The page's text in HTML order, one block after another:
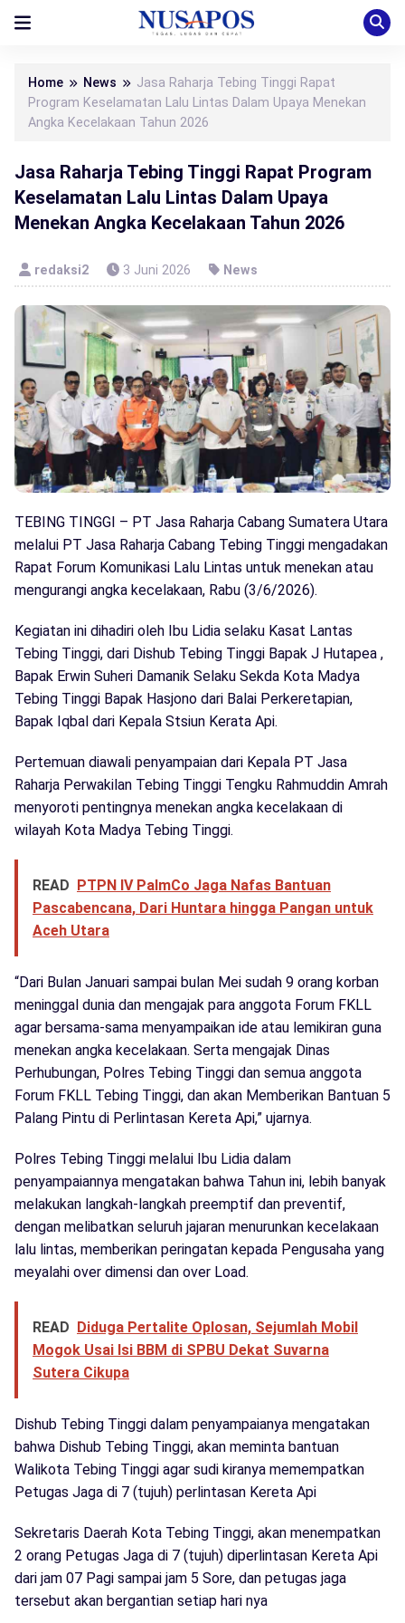
Home News
Jasa Raharja Tebing Tinggi Rapat
Program Keselamatan Lalu Lintas Dalam Upaya Menekan
Angka Kecelakaan Tahun 2026
Jasa Raharja Tebing Tinggi Rapat Program
Keselamatan Lalu Lintas Dalam Upaya
Menekan Angka Kecelakaan Tahun 2026
redaksi2 3 Juni 2026 News
TEBING TINGGI – PT Jasa Raharja Cabang Sumatera Utara
melalui PT Jasa Raharja Cabang Tebing Tinggi mengadakan
Rapat Forum Komunikasi Lalu Lintas untuk menekan atau
mengurangi angka kecelakaan, Rabu (3/6/2026).
Kegiatan ini dihadiri oleh Ibu Lidia selaku Kasat Lantas
Tebing Tinggi, dari Dishub Tebing Tinggi Bapak J Hutapea ,
Bapak Erwin Suheri Damanik Selaku Sekda Kota Madya
Tebing Tinggi Bapak Hasjono dari Balai Perkeretapian,
Bapak Iqbal dari Kepala Stsiun Kerata Api.
Pertemuan diawali penyampaian dari Kepala PT Jasa
Raharja Perwakilan Tebing Tinggi Tengku Rahmuddin Amrah
menyoroti pentingnya menekan angka kecelakaan di
wilayah Kota Madya Tebing Tinggi.
READ PTPN IV PalmCo Jaga Nafas Bantuan
Pascabencana, Dari Huntara hingga Pangan untuk
Aceh Utara
“Dari Bulan Januari sampai bulan Mei sudah 9 orang korban
meninggal dunia dan mengajak para anggota Forum FKLL
agar bersama-sama menyampaikan ide atau lemikiran guna
menekan angka kecelakaan. Serta mengajak Dinas
Perhubungan, Polres Tebing Tinggi dan semua anggota
Forum FKLL Tebing Tinggi, dan akan Memberikan Bantuan 5
Palang Pintu di Perlintasan Kereta Api,” ujarnya.
Polres Tebing Tinggi melalui Ibu Lidia dalam
penyampaiannya mengatakan bahwa Tahun ini, lebih banyak
melakukan langkah-langkah preemptif dan preventif,
dengan melibatkan seluruh jajaran menurunkan kecelakaan
lalu lintas, memberikan peringatan kepada Pengusaha yang
meyalahi over dimensi dan over Load.
READ Diduga Pertalite Oplosan, Sejumlah Mobil
Mogok Usai Isi BBM di SPBU Dekat Suvarna
Sutera Cikupa
Dishub Tebing Tinggi dalam penyampaianya mengatakan
bahwa Dishub Tebing Tinggi, akan meminta bantuan
Walikota Tebing Tinggi agar sudi kiranya memempatkan
Petugas Jaga di 7 (tujuh) perlintasan Kereta Api
Sekretaris Daerah Kota Tebing Tinggi, akan menempatkan
2 orang Petugas Jaga di 7 (tujuh) diperlintasan Kereta Api
dari jam 07 Pagi sampai jam 5 Sore, dan petugas jaga
tersebut akan bergantian setiap hari nya